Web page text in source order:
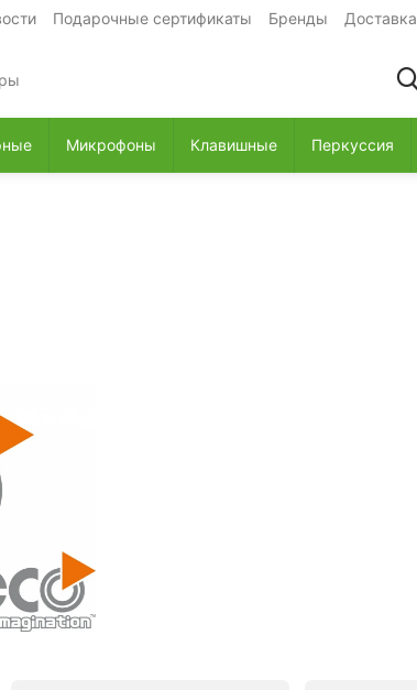
Подарочные сертификаты Бренды Доставка
Микрофоны Клавишные Перкуссия